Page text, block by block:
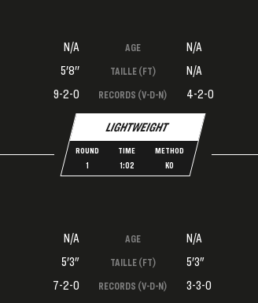
LIGHTWEIGHT
ROUND
1
TIME
1:02
METHOD
KO
N/A AGE
N/A
5'8''
TAILLE (FT)
N/A
9-2-0
RECORDS (V-D-N) 4-2-0
N/A AGE
N/A
5'3"
TAILLE (FT)
5'3"
7-2-0
RECORDS (V-D-N) 3-3-0